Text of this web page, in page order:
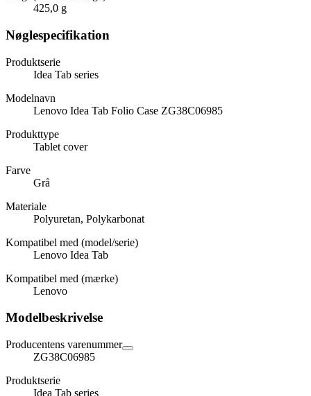
425,0 g
Nøglespecifikation
Produktserie
Idea Tab series
Modelnavn
Lenovo Idea Tab Folio Case ZG38C06985
Produkttype
Tablet cover
Farve
Grå
Materiale
Polyuretan, Polykarbonat
Kompatibel med (model/serie)
Lenovo Idea Tab
Kompatibel med (mærke)
Lenovo
Modelbeskrivelse
Producentens varenummer
ZG38C06985
Produktserie
Idea Tab series